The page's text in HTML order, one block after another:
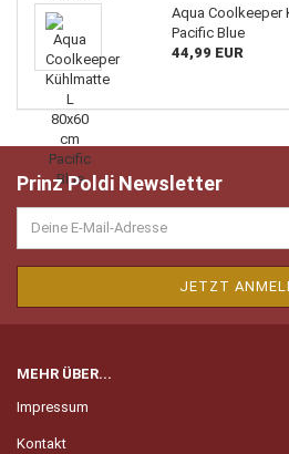
Aqua Coolkeeper
Pacific Blue
44,99 EUR
Prinz Poldi Newsletter
MEHR ÜBER...
Impressum
Kontakt